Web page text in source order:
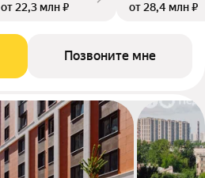
от 22,3 млн ₽
от 28,4 млн ₽
Позвоните мне